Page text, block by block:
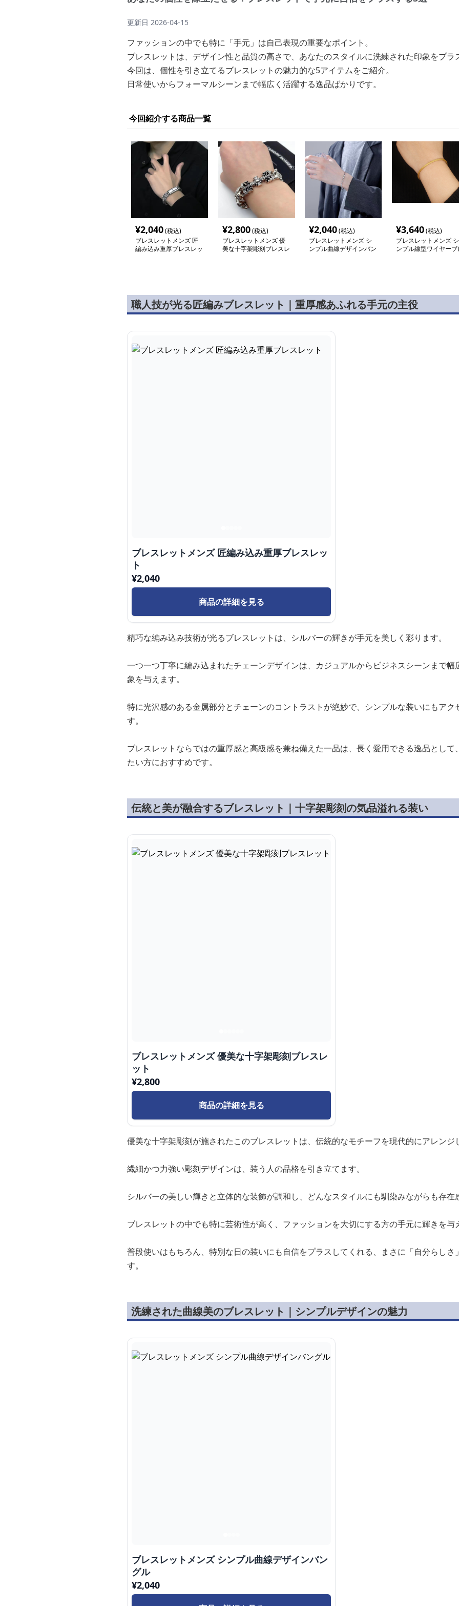
更新日 2026-04-15
ファッションの中でも特に「手元」は自己表現の重要なポイント。
ブレスレットは、デザイン性と品質の高さで、あなたのスタイルに洗練された印象をプラ
今回は、個性を引き立てるブレスレットの魅力的な5アイテムをご紹介。
日常使いからフォーマルシーンまで幅広く活躍する逸品ばかりです。
今回紹介する商品一覧
¥2,040(税込)
ブレスレットメンズ 匠
編み込み重厚ブレスレッ
¥2,800(税込)
ブレスレットメンズ 優
美な十字架彫刻ブレスレ
¥2,040(税込)
ブレスレットメンズ シ
ンプル曲線デザインバン
¥3,640(税込)
ブレスレットメンズ シ
ンプル線型ワイヤーブ
職人技が光る匠編みブレスレット｜重厚感あふれる手元の主役
ブレスレットメンズ 匠編み込み重厚ブレスレッ
ト
¥2,040
商品の詳細を見る
精巧な編み込み技術が光るブレスレットは、シルバーの輝きが手元を美しく彩ります。
一つ一つ丁寧に編み込まれたチェーンデザインは、カジュアルからビジネスシーンまで幅
象を与えます。
特に光沢感のある金属部分とチェーンのコントラストが絶妙で、シンプルな装いにもアク
す。
ブレスレットならではの重厚感と高級感を兼ね備えた一品は、長く愛用できる逸品として
たい方におすすめです。
伝統と美が融合するブレスレット｜十字架彫刻の気品溢れる装い
ブレスレットメンズ 優美な十字架彫刻ブレスレ
ット
¥2,800
商品の詳細を見る
優美な十字架彫刻が施されたこのブレスレットは、伝統的なモチーフを現代的にアレンジ
繊細かつ力強い彫刻デザインは、装う人の品格を引き立てます。
シルバーの美しい輝きと立体的な装飾が調和し、どんなスタイルにも馴染みながらも存在
ブレスレットの中でも特に芸術性が高く、ファッションを大切にする方の手元に輝きを与
普段使いはもちろん、特別な日の装いにも自信をプラスしてくれる、まさに「自分らし
す。
洗練された曲線美のブレスレット｜シンプルデザインの魅力
ブレスレットメンズ シンプル曲線デザインバン
グル
¥2,040